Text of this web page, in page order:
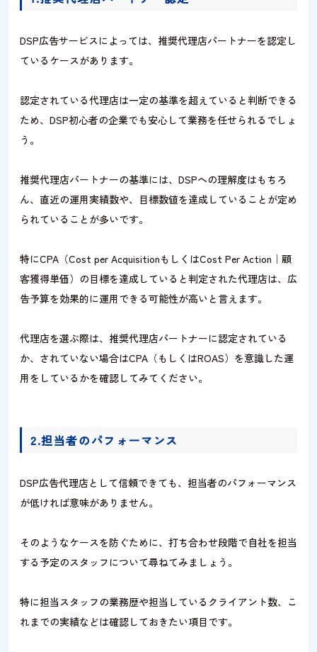
DSP広告サービスによっては、推奨代理店パートナーを認定し
ているケースがあります。
認定されている代理店は一定の基準を超えていると判断できる
ため、DSP初心者の企業でも安心して業務を任せられるでしょ
う。
推奨代理店パートナーの基準には、DSPへの理解度はもちろ
ん、直近の運用実績数や、目標数値を達成していることが定め
られていることが多いです。
特にCPA（Cost per AcquisitionもしくはCost Per Action｜顧
客獲得単価）の目標を達成していると判定された代理店は、広
告予算を効果的に運用できる可能性が高いと言えます。
代理店を選ぶ際は、推奨代理店パートナーに認定されている
か、されていない場合はCPA（もしくはROAS）を意識した運
用をしているかを確認してみてください。
2.担当者のパフォーマンス
DSP広告代理店として信頼できても、担当者のパフォーマンス
が低ければ意味がありません。
そのようなケースを防ぐために、打ち合わせ段階で自社を担当
する予定のスタッフについて尋ねてみましょう。
特に担当スタッフの業務歴や担当しているクライアント数、こ
れまでの実績などは確認しておきたい項目です。